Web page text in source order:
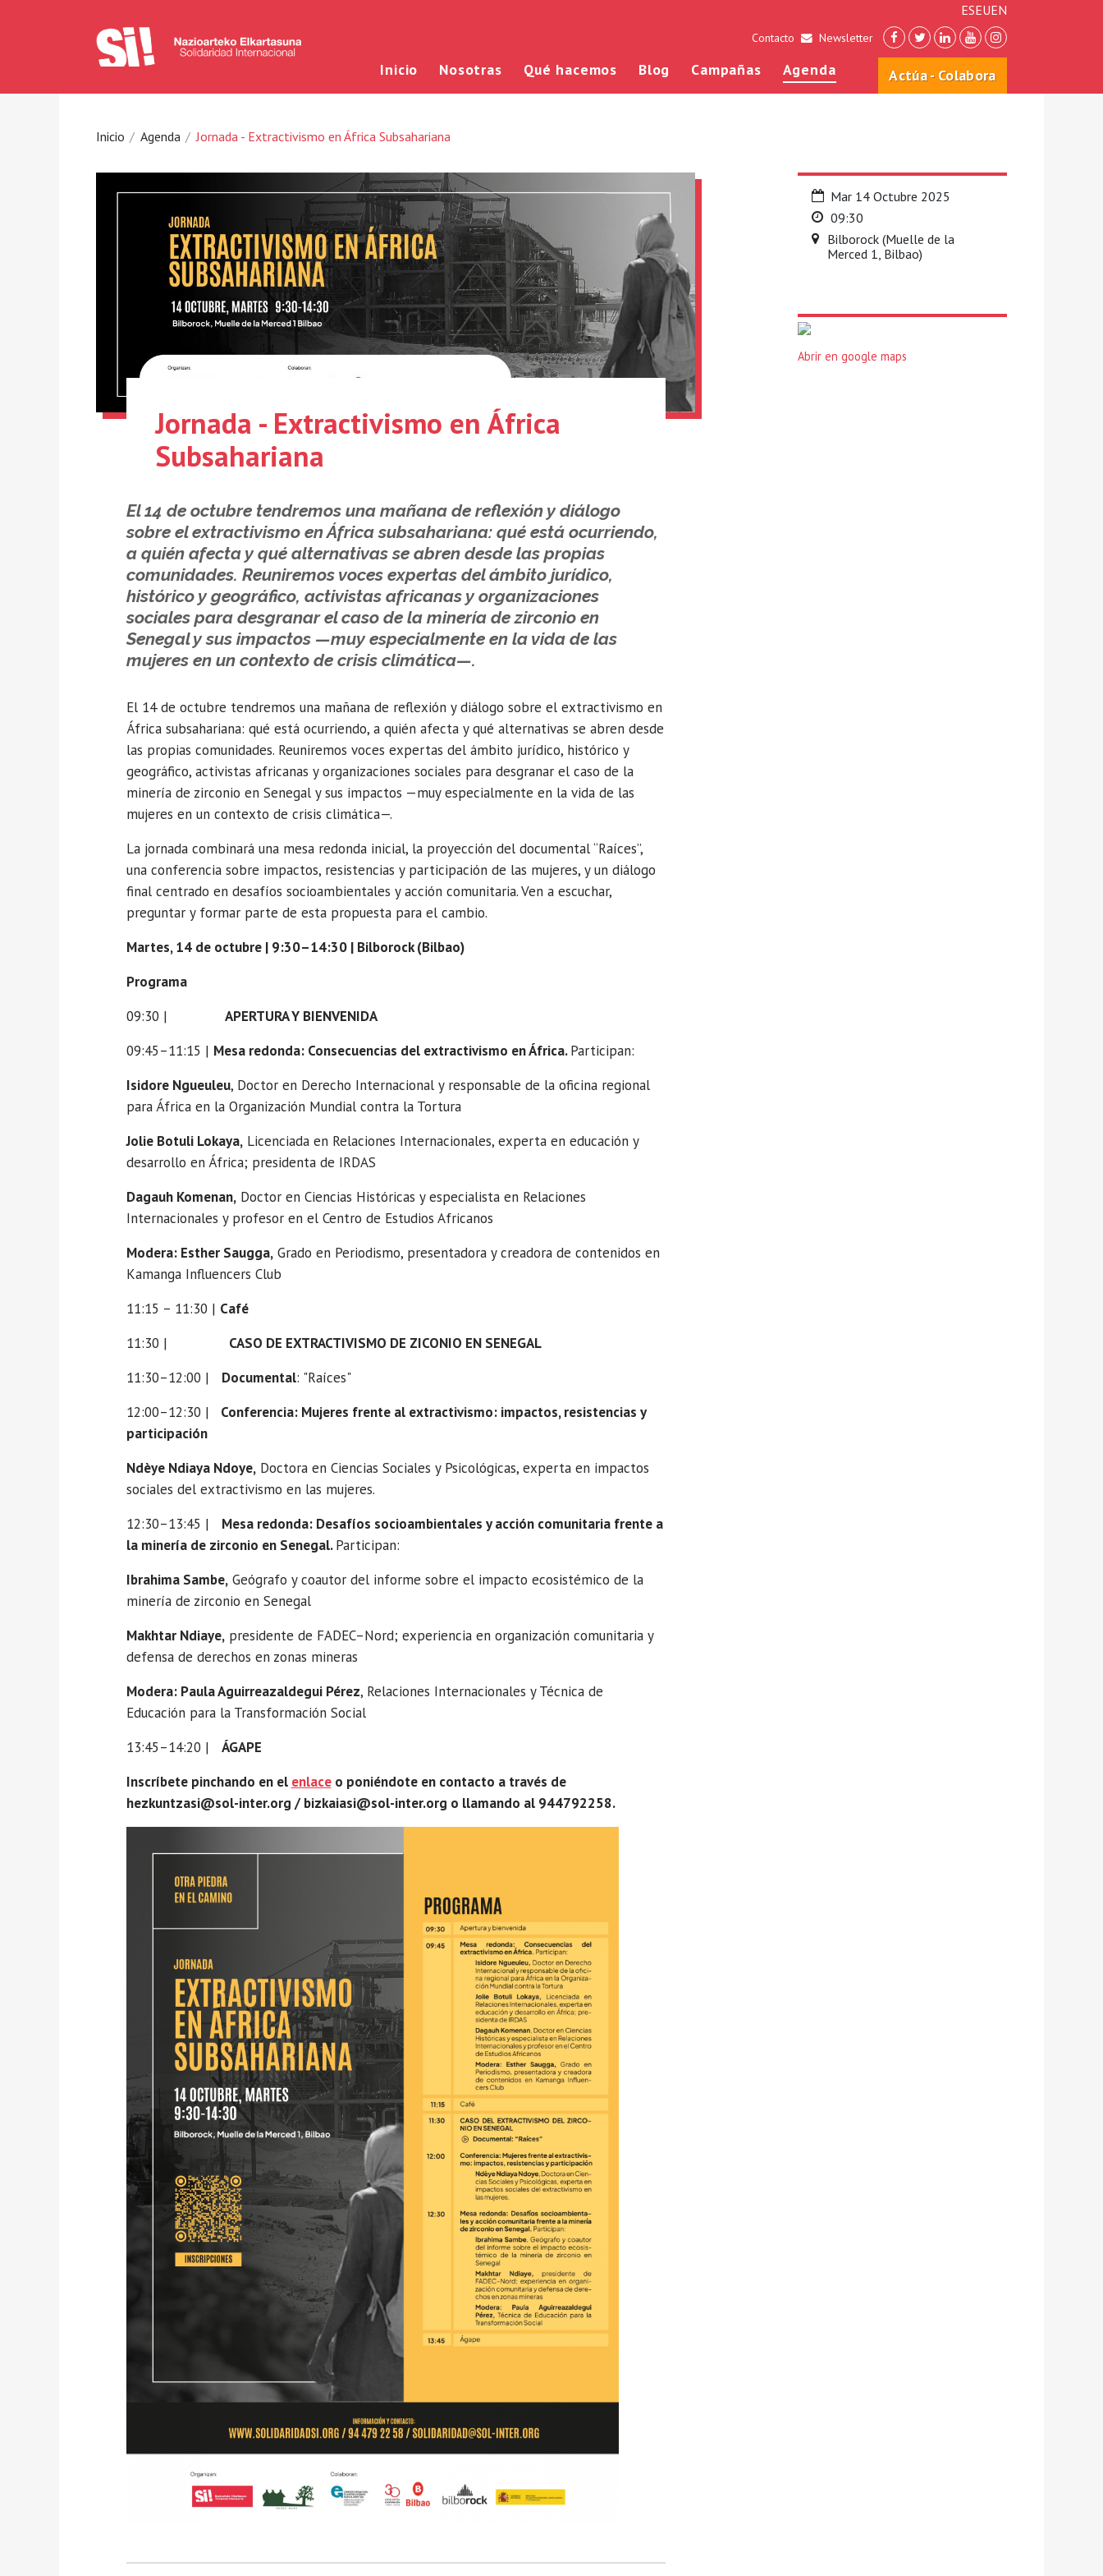
ESEUEN
Contacto Newsletter
Inicio Nosotras Qué hacemos Blog Campañas Agenda Actúa - Colabora
Inicio Agenda Jornada - Extractivismo en África Subsahariana
Jornada - Extractivismo en África
Subsahariana
El 14 de octubre tendremos una mañana de reflexión y diálogo
sobre el extractivismo en África subsahariana: qué está ocurriendo,
a quién afecta y qué alternativas se abren desde las propias
comunidades. Reuniremos voces expertas del ámbito jurídico,
histórico y geográfico, activistas africanas y organizaciones
sociales para desgranar el caso de la minería de zirconio en
Senegal y sus impactos —muy especialmente en la vida de las
mujeres en un contexto de crisis climática—.
El 14 de octubre tendremos una mañana de reflexión y diálogo sobre el extractivismo en
África subsahariana: qué está ocurriendo, a quién afecta y qué alternativas se abren desde
las propias comunidades. Reuniremos voces expertas del ámbito jurídico, histórico y
geográfico, activistas africanas y organizaciones sociales para desgranar el caso de la
minería de zirconio en Senegal y sus impactos —muy especialmente en la vida de las
mujeres en un contexto de crisis climática—.
La jornada combinará una mesa redonda inicial, la proyección del documental “Raíces”,
una conferencia sobre impactos, resistencias y participación de las mujeres, y un diálogo
final centrado en desafíos socioambientales y acción comunitaria. Ven a escuchar,
preguntar y formar parte de esta propuesta para el cambio.
Martes, 14 de octubre | 9:30–14:30 | Bilborock (Bilbao)
Programa
09:30 | APERTURA Y BIENVENIDA
09:45–11:15 | Mesa redonda: Consecuencias del extractivismo en África.Participan:
Isidore Ngueuleu, Doctor en Derecho Internacional y responsable de la oficina regional
para África en la Organización Mundial contra la Tortura
Jolie Botuli Lokaya,Licenciada en Relaciones Internacionales, experta en educación y
desarrollo en África; presidenta de IRDAS
Dagauh Komenan,Doctor en Ciencias Históricas y especialista en Relaciones
Internacionales y profesor en el Centro de Estudios Africanos
Modera: Esther Saugga,Grado en Periodismo, presentadora y creadora de contenidos en
Kamanga Influencers Club
11:15 – 11:30 | Café
11:30 | CASO DE EXTRACTIVISMO DE ZICONIO EN SENEGAL
11:30–12:00 | Documental: "Raíces"
12:00–12:30 |
Conferencia: Mujeres frente al extractivismo: impactos, resistencias y
participación
Ndèye Ndiaya Ndoye,Doctora en Ciencias Sociales y Psicológicas, experta en impactos
sociales del extractivismo en las mujeres.
12:30–13:45 | Mesa redonda: Desafíos socioambientales y acción comunitaria frente a
la minería de zirconio en Senegal.Participan:
Ibrahima Sambe,Geógrafo y coautor del informe sobre el impacto ecosistémico de la
minería de zirconio en Senegal
Makhtar Ndiaye,presidente de FADEC–Nord; experiencia en organización comunitaria y
defensa de derechos en zonas mineras
Modera: Paula Aguirreazaldegui Pérez, Relaciones Internacionales y Técnica de
Educación para la Transformación Social
13:45–14:20 | ÁGAPE
Inscríbete pinchando en el enlaceo poniéndote en contacto a través de
hezkuntzasi@sol-inter.org / bizkaiasi@sol-inter.org o llamando al 944792258.
Mar 14 Octubre 2025
09:30
Bilborock (Muelle de la
Merced 1, Bilbao)
Abrir en google maps